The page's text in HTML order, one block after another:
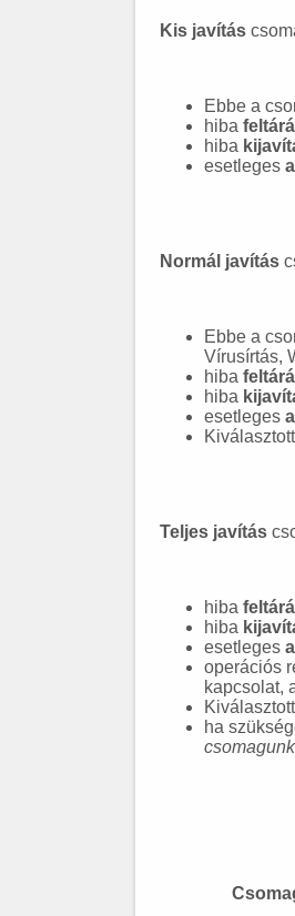
Kis javítás
Ebbe a
hiba
hiba
esetleges
Normál javítás
Ebbe a
Vírusírtás,
hiba
hiba
esetleges
Teljes javítás
hiba
hiba
esetleges
operációs
kapcsolat,
ha
csomagunk